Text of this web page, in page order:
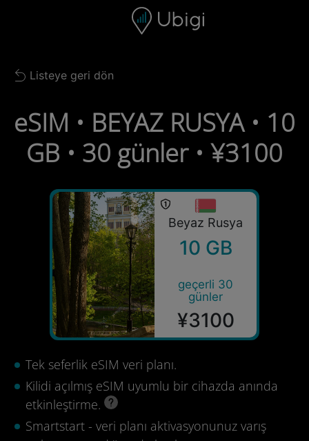
Gezinme çubuğu Alt bilgi
Back to list
Listeye geri dön
eSIM • BEYAZ RUSYA • 10
GB • 30 günler • ¥3100
Beyaz Rusya
10 GB
geçerli 30
günler
¥3100
Tek seferlik eSIM veri planı.
Kilidi açılmış eSIM uyumlu bir cihazda anında
etkinleştirme.
Smartstart - veri planı aktivasyonunuz varış